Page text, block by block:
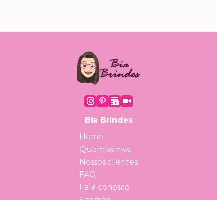
Bia Brindes
Home
Quem somos
Nossos clientes
FAQ
Fale conosco